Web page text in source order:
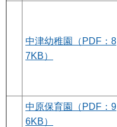
中津幼稚園（PDF：8
7KB）
中原保育園（PDF：9
6KB）